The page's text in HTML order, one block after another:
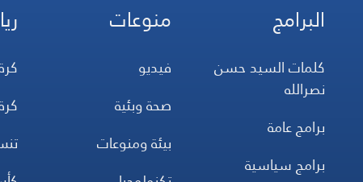
البرامج
كلمات السيد حسن
نصرالله
برامج عامة
برامج سياسية
منوعات
فيديو
صحة وبئية
بيئة ومنوعات